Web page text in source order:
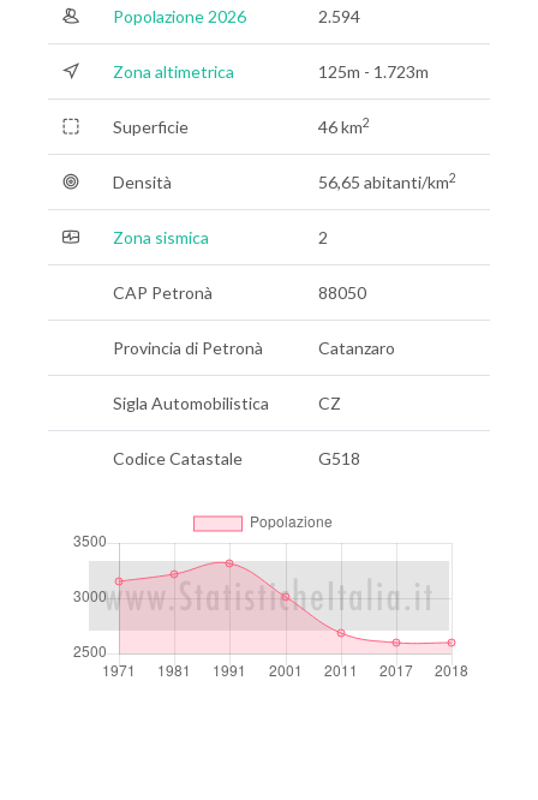
Popolazione 2026 2.594
Zona altimetrica 125m - 1.723m
Superficie 46 km2
Densità 56,65 abitanti/km2
Zona sismica 2
CAP Petronà 88050
Provincia di Petronà Catanzaro
Sigla Automobilistica CZ
Codice Catastale G518